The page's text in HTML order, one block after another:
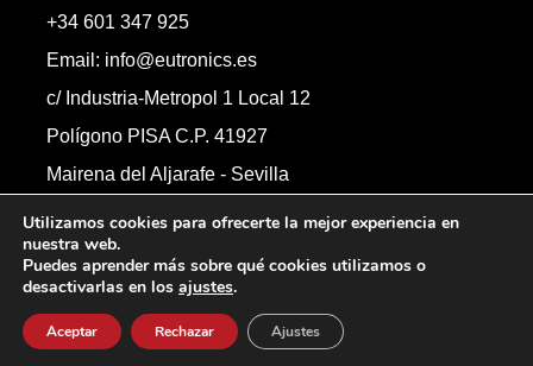
+34 601 347 925
Email: info@eutronics.es
c/ Industria-Metropol 1 Local 12
Polígono PISA C.P. 41927
Mairena del Aljarafe - Sevilla
Formulario de contacto
Todos los derechos reservados.
Utilizamos cookies para ofrecerte la mejor experiencia en
nuestra web.
Puedes aprender más sobre qué cookies utilizamos o
desactivarlas en los ajustes.
Aceptar Rechazar Ajustes